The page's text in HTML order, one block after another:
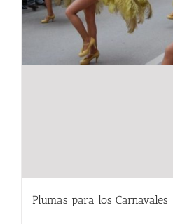
Plumas para los Carnavales